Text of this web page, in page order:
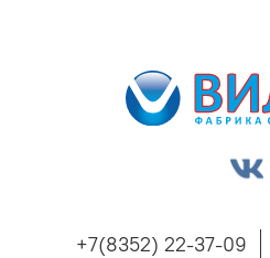
+7(8352) 22-37-09